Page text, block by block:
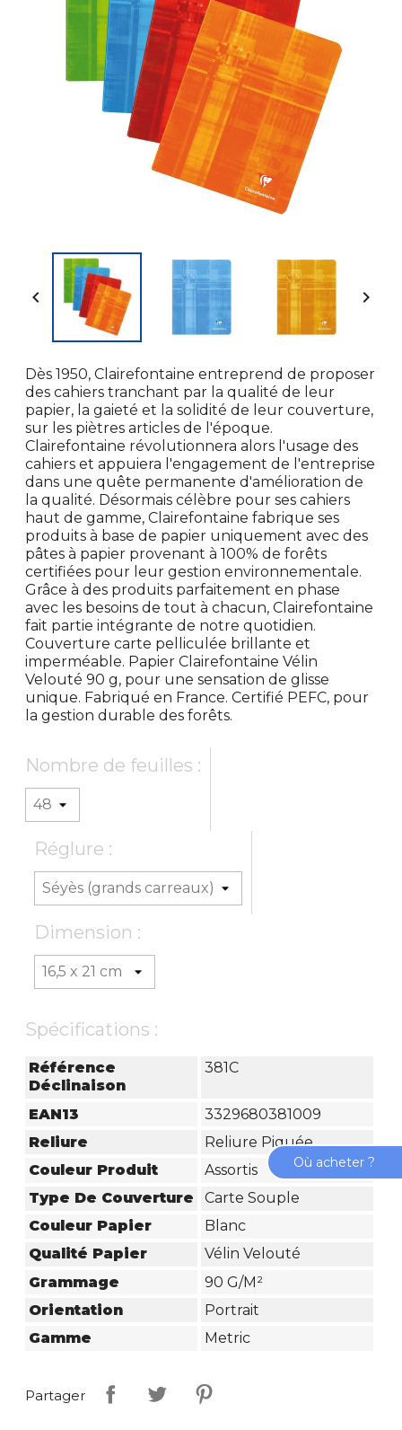
 
Dès 1950, Clairefontaine entreprend de proposer
des cahiers tranchant par la qualité de leur
papier, la gaieté et la solidité de leur couverture,
sur les piètres articles de l'époque.
Clairefontaine révolutionnera alors l'usage des
cahiers et appuiera l'engagement de l'entreprise
dans une quête permanente d'amélioration de
la qualité. Désormais célèbre pour ses cahiers
haut de gamme, Clairefontaine fabrique ses
produits à base de papier uniquement avec des
pâtes à papier provenant à 100% de forêts
certifiées pour leur gestion environnementale.
Grâce à des produits parfaitement en phase
avec les besoins de tout à chacun, Clairefontaine
fait partie intégrante de notre quotidien.
Couverture carte pelliculée brillante et
imperméable. Papier Clairefontaine Vélin
Velouté 90 g, pour une sensation de glisse
unique. Fabriqué en France. Certifié PEFC, pour
la gestion durable des forêts.
Nombre de feuilles :
Réglure :
Dimension :
Spécifications :
Référence
Déclinaison
381C
EAN13
3329680381009
Reliure
Reliure Piquée
Couleur Produit
Assortis
Type De Couverture
Carte Souple
Couleur Papier
Blanc
Qualité Papier
Vélin Velouté
Grammage
90 G/m²
Orientation
Portrait
Gamme
Metric
Partager
Où acheter ?